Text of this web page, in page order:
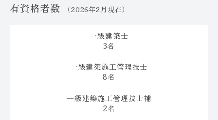
有資格者数 （2026年2月現在）
一級建築士
3名
一級建築施工管理技士
8名
一級建築施工管理技士補
2名